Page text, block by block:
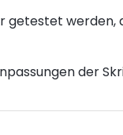
getestet
der